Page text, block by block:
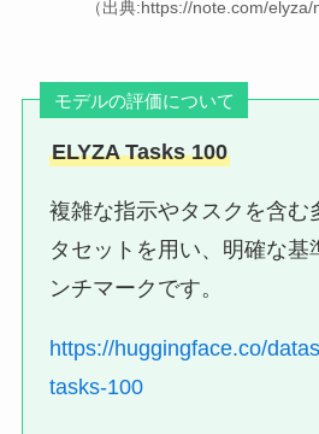
（出典:https://note.com/
モデルの評価について
ELYZA Tasks 100
複雑な指示やタスクを含む
タセットを用い、明確な基
ンチマークです。
https://huggingface.co/
tasks-100